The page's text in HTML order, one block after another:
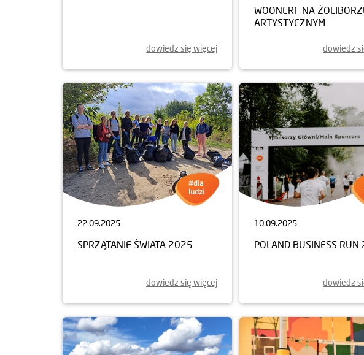
dowiedz się więcej
WOONERF NA
ARTYSTYCZNYM
dowiedz
22.09.2025
SPRZĄTANIE ŚWIATA 2025
dowiedz się więcej
10.09.2025
POLAND BUSINESS
dowiedz